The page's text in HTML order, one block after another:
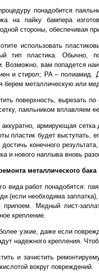
понадобится
на пайку бампера
стороны, обеспечивая
использовать
тип пластика. Обычно,
Возможно, вам попадется
и стирол; PA –
берем металлическую или
поверхность, вырезать
паяльником вплавляем
армирующая
пластик будет выступать,
достичь конечного
и нового наплыва вновь
металлического
вида работ понадобятся:
(если необходима
припоем. Медный лист-
крепление.
узкие, даже если
надежного крепления.
и зачистить
вокруг повреждений.